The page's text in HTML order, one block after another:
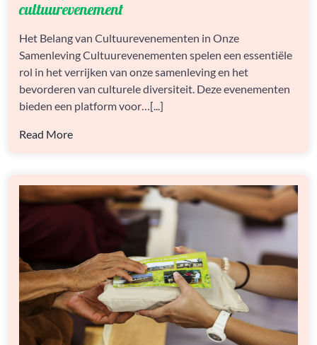
LEVEN
MET
BOEIEND
CULTUUREVENEMENT
cultuurevenement
Het Belang van Cultuurevenementen in Onze
Samenleving Cultuurevenementen spelen een essentiële
rol in het verrijken van onze samenleving en het
bevorderen van culturele diversiteit. Deze evenementen
bieden een platform voor…[...]
Read More